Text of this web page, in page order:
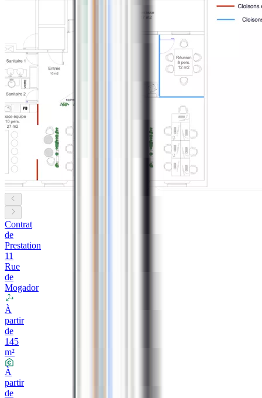
Contrat
de
Prestation
11
Rue
de
Mogador
À
partir
de
145
m²
À
partir
de